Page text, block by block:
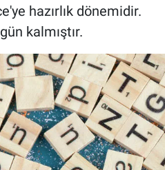
hazırlık dönemidir.
kalmıştır.